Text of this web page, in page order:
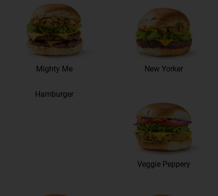
Mighty Me New Yorker
Hamburger
Veggie Peppery